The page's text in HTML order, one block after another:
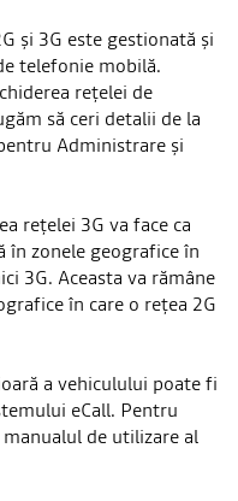
și 3G este gestionată și
telefonie mobilă.
rețelei de
să ceri detalii de la
Administrare și
rețelei 3G va face ca
în zonele geografice în
3G. Aceasta va rămâne
în care o rețea 2G
a vehiculului poate fi
eCall. Pentru
de utilizare al